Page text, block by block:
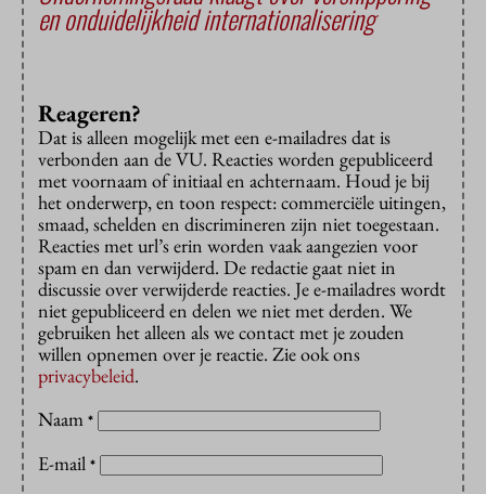
en onduidelijkheid internationalisering
Reageren?
Dat is alleen mogelijk met een e-mailadres dat is
verbonden aan de VU. Reacties worden gepubliceerd
met voornaam of initiaal en achternaam. Houd je bij
het onderwerp, en toon respect: commerciële uitingen,
smaad, schelden en discrimineren zijn niet toegestaan.
Reacties met url’s erin worden vaak aangezien voor
spam en dan verwijderd. De redactie gaat niet in
discussie over verwijderde reacties. Je e-mailadres wordt
niet gepubliceerd en delen we niet met derden. We
gebruiken het alleen als we contact met je zouden
willen opnemen over je reactie. Zie ook ons
privacybeleid.
Naam *
E-mail *